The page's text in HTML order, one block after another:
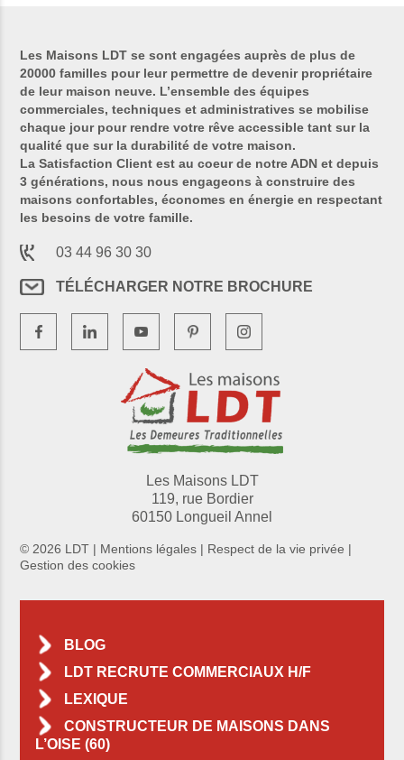
Les Maisons LDT se sont engagées auprès de plus de
20000 familles pour leur permettre de devenir propriétaire
de leur maison neuve. L’ensemble des équipes
commerciales, techniques et administratives se mobilise
chaque jour pour rendre votre rêve accessible tant sur la
qualité que sur la durabilité de votre maison.
La Satisfaction Client est au coeur de notre ADN et depuis
3 générations, nous nous engageons à construire des
maisons confortables, économes en énergie en respectant
les besoins de votre famille.
03 44 96 30 30
TÉLÉCHARGER NOTRE BROCHURE
Les Maisons LDT
119, rue Bordier
60150 Longueil Annel
© 2026 LDT | Mentions légales | Respect de la vie privée |
Gestion des cookies
BLOG
LDT RECRUTE COMMERCIAUX H/F
LEXIQUE
CONSTRUCTEUR DE MAISONS DANS
L’OISE (60)